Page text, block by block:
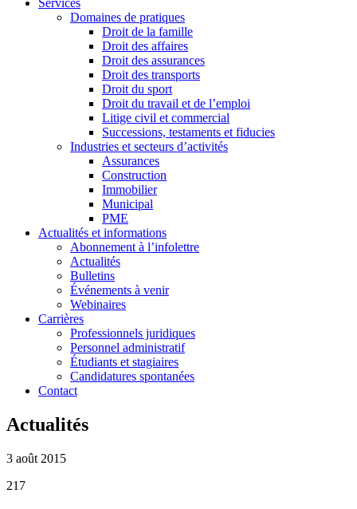
Services
Domaines de pratiques
Droit de la famille
Droit des affaires
Droit des assurances
Droit des transports
Droit du sport
Droit du travail et de l’emploi
Litige civil et commercial
Successions, testaments et fiducies
Industries et secteurs d’activités
Assurances
Construction
Immobilier
Municipal
PME
Actualités et informations
Abonnement à l’infolettre
Actualités
Bulletins
Événements à venir
Webinaires
Carrières
Professionnels juridiques
Personnel administratif
Étudiants et stagiaires
Candidatures spontanées
Contact
Actualités
3 août 2015
217